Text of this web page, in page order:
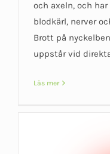
och axeln, och
blodkärl, nerver
Brott på
uppstår vid
Läs mer